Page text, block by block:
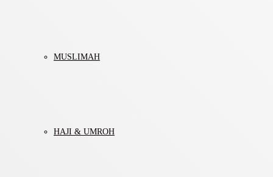
MUSLIMAH
HAJI & UMROH